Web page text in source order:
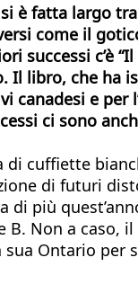
è fatta largo
come il
c’è
libro, che ha
e per
ci sono
di cuffiette
di futuri
più
Non a caso,
Ontario